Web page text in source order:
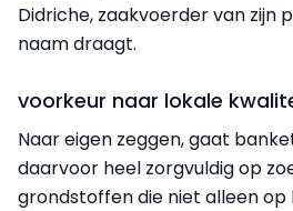
Didriche, zaakvoerder van zijn
naam draagt.
voorkeur naar lokale
Naar eigen zeggen, gaat
daarvoor heel zorgvuldig op
grondstoffen die niet alleen op